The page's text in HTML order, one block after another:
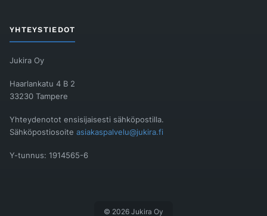
YHTEYSTIEDOT
Jukira Oy
Haarlankatu 4 B 2
33230 Tampere
Yhteydenotot ensisijaisesti sähköpostilla.
Sähköpostiosoite asiakaspalvelu@jukira.fi
Y-tunnus: 1914565-6
© 2026 Jukira Oy